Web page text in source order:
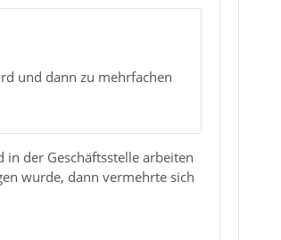
und dann zu mehrfachen
in der Geschäftsstelle arbeiten
wurde, dann vermehrte sich